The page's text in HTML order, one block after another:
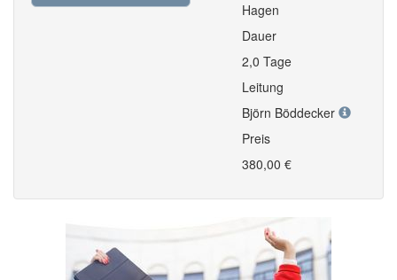
Hagen
Dauer
2,0 Tage
Leitung
Björn Böddecker
Preis
380,00 €